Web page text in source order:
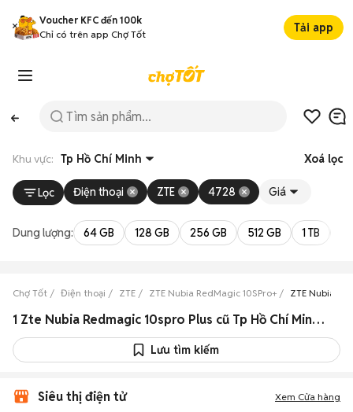
Voucher KFC đến 100k
Chỉ có trên app Chợ Tốt
Tải app
Khu vực: Tp Hồ Chí Minh Xoá lọc
Lọc Điện thoại ZTE 4728 Giá
Dung lượng: 64 GB 128 GB 256 GB 512 GB 1 TB
Chợ Tốt Điện thoại ZTE ZTE Nubia RedMagic 10SPro+ ZTE Nubia
1 Zte Nubia Redmagic 10spro Plus cũ Tp Hồ Chí Minh đẹp
Lưu tìm kiếm
Siêu thị điện tử Xem Cửa hàng